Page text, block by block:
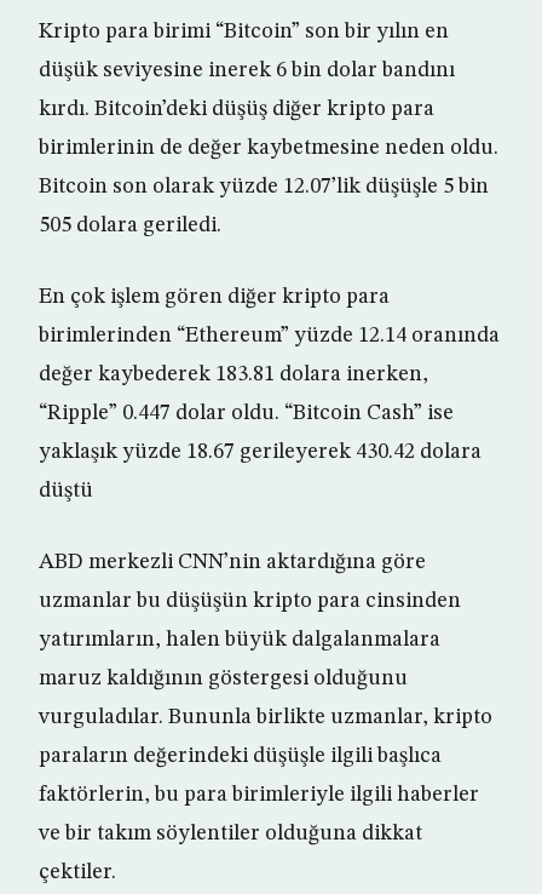
Kripto para birimi “Bitcoin” son bir yılın en
düşük seviyesine inerek 6 bin dolar bandını
kırdı. Bitcoin’deki düşüş diğer kripto para
birimlerinin de değer kaybetmesine neden oldu.
Bitcoin son olarak yüzde 12.07’lik düşüşle 5 bin
505 dolara geriledi.
En çok işlem gören diğer kripto para
birimlerinden “Ethereum” yüzde 12.14 oranında
değer kaybederek 183.81 dolara inerken,
“Ripple” 0.447 dolar oldu. “Bitcoin Cash” ise
yaklaşık yüzde 18.67 gerileyerek 430.42 dolara
düştü
ABD merkezli CNN’nin aktardığına göre
uzmanlar bu düşüşün kripto para cinsinden
yatırımların, halen büyük dalgalanmalara
maruz kaldığının göstergesi olduğunu
vurguladılar. Bununla birlikte uzmanlar, kripto
paraların değerindeki düşüşle ilgili başlıca
faktörlerin, bu para birimleriyle ilgili haberler
ve bir takım söylentiler olduğuna dikkat
çektiler.